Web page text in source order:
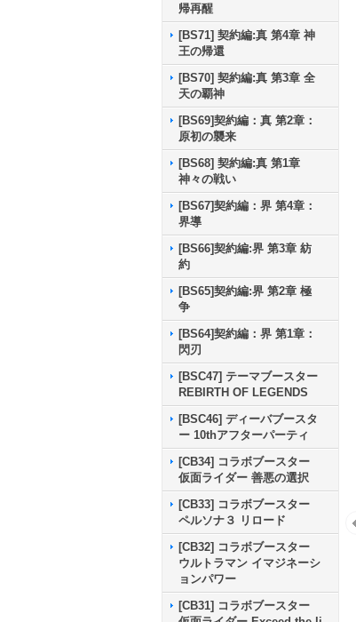
帰再醒
[BS71] 契約編:真 第4章 神
王の帰還
[BS70] 契約編:真 第3章 全
天の覇神
[BS69]契約編：真 第2章：
原初の襲来
[BS68] 契約編:真 第1章
神々の戦い
[BS67]契約編：界 第4章：
界導
[BS66]契約編:界 第3章 紡
約
[BS65]契約編:界 第2章 極
争
[BS64]契約編：界 第1章：
閃刃
[BSC47] テーマブースター
REBIRTH OF LEGENDS
[BSC46] ディーバブースタ
ー 10thアフターパーティ
[CB34] コラボブースター
仮面ライダー 善悪の選択
[CB33] コラボブースター
ペルソナ３ リロード
[CB32] コラボブースター
ウルトラマン イマジネーシ
ョンパワー
[CB31] コラボブースター